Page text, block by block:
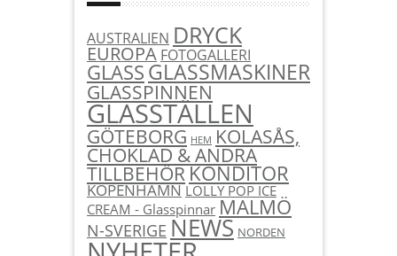
AUSTRALIEN DRYCK
EUROPA FOTOGALLERI
GLASSGLASSMASKINER
GLASSPINNEN
GLASSTÄLLEN
GÖTEBORG HEM KOLASÅS,
CHOKLAD & ANDRA
TILLBEHÖRKONDITOR
KÖPENHAMN LOLLY POP ICE
CREAM - Glasspinnar MALMÖ
N-SVERIGE NEWS NORDEN